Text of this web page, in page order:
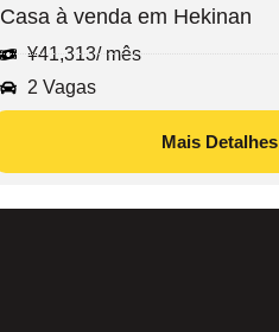
Casa à venda em Hekinan
¥41,313/ mês
2 Vagas
Mais Detalhes